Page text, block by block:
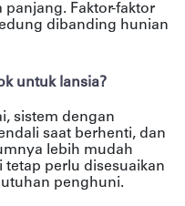
panjang. Faktor-faktor
dibanding hunian
untuk lansia?
sistem dengan
saat berhenti, dan
lebih mudah
tetap perlu disesuaikan
penghuni.